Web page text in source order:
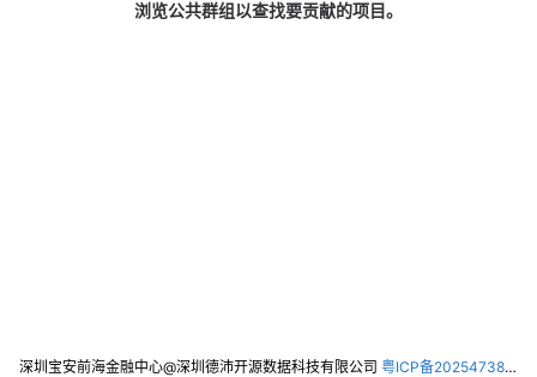
浏览公共群组以查找要贡献的项目。
深圳宝安前海金融中心@深圳德沛开源数据科技有限公司 粤ICP备2025473821号-2